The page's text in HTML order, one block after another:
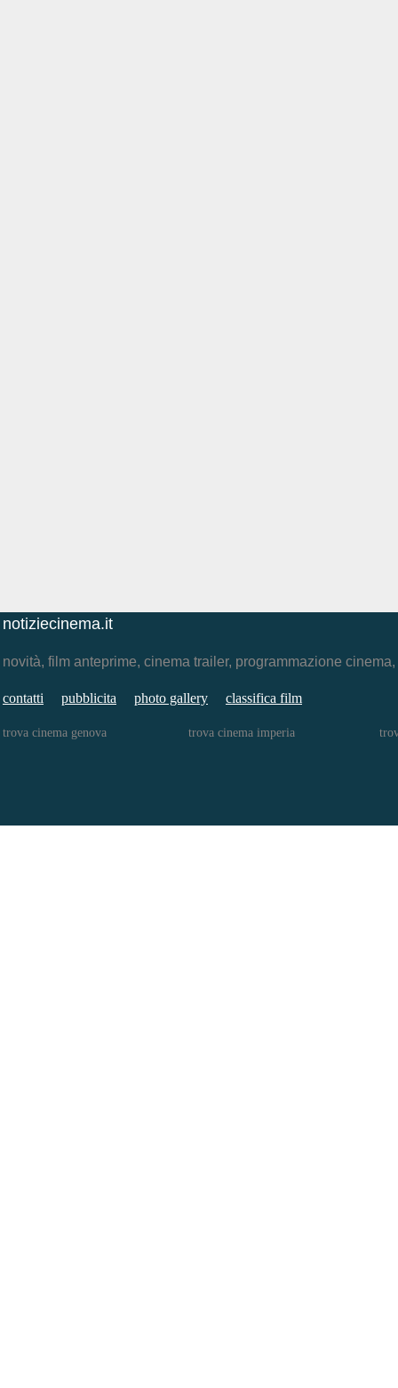
notiziecinema.it
novità, film anteprime, cinema trailer, programmazione
contatti pubblicita photo gallery classifica film
trova cinema genova trova cinema imperia